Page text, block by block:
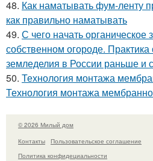
48. Как наматывать фум-ленту
как правильно наматывать
49. С чего начать органическое
собственном огороде. Практика
земледелия в России раньше и
50. Технология монтажа
Технология монтажа
© 2026 Милый дом
Контакты
Пользовательское соглашение
Политика конфидециальности